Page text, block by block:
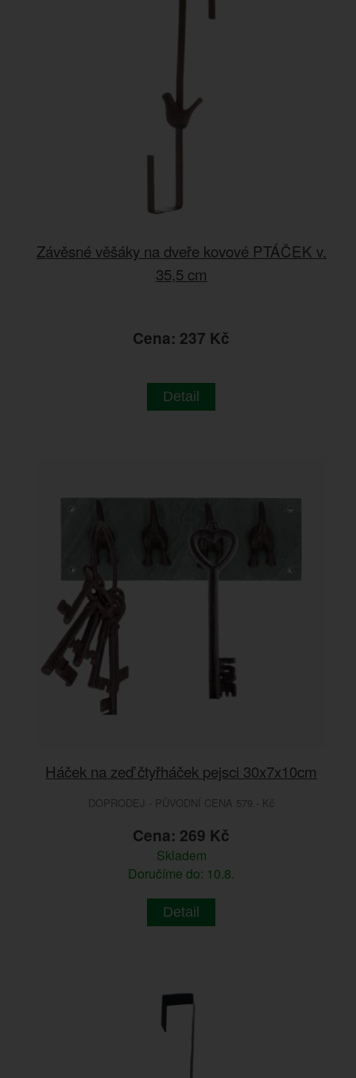
Závěsné věšáky na dveře kovové PTÁČEK v.
35,5 cm
Cena: 237 Kč
Detail
Háček na zeď čtyřháček pejsci 30x7x10cm
DOPRODEJ - PŮVODNÍ CENA 579.- Kč
Cena: 269 Kč
Skladem
Doručíme do: 10.8.
Detail